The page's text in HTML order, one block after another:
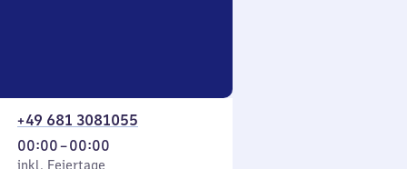
+49 681 3081055
00:00–00:00
Von
inkl. Feiertage